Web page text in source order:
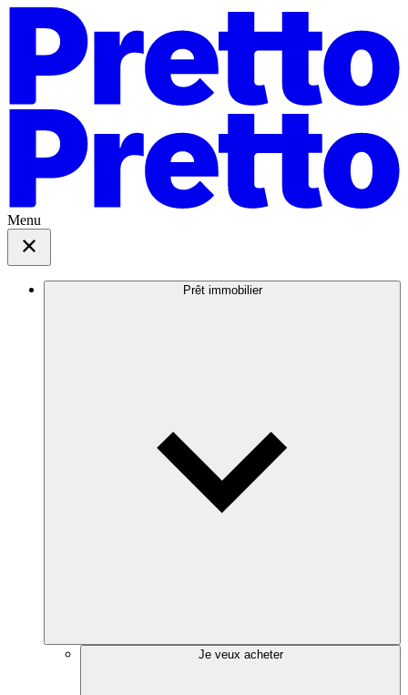
Menu
Prêt immobilier
Je veux acheter